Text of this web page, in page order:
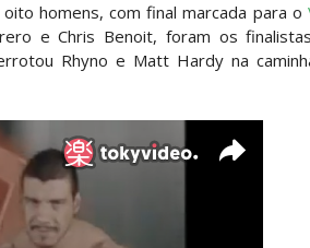
homens, com final marcada para o
e Chris Benoit, foram os
Rhyno e Matt Hardy na